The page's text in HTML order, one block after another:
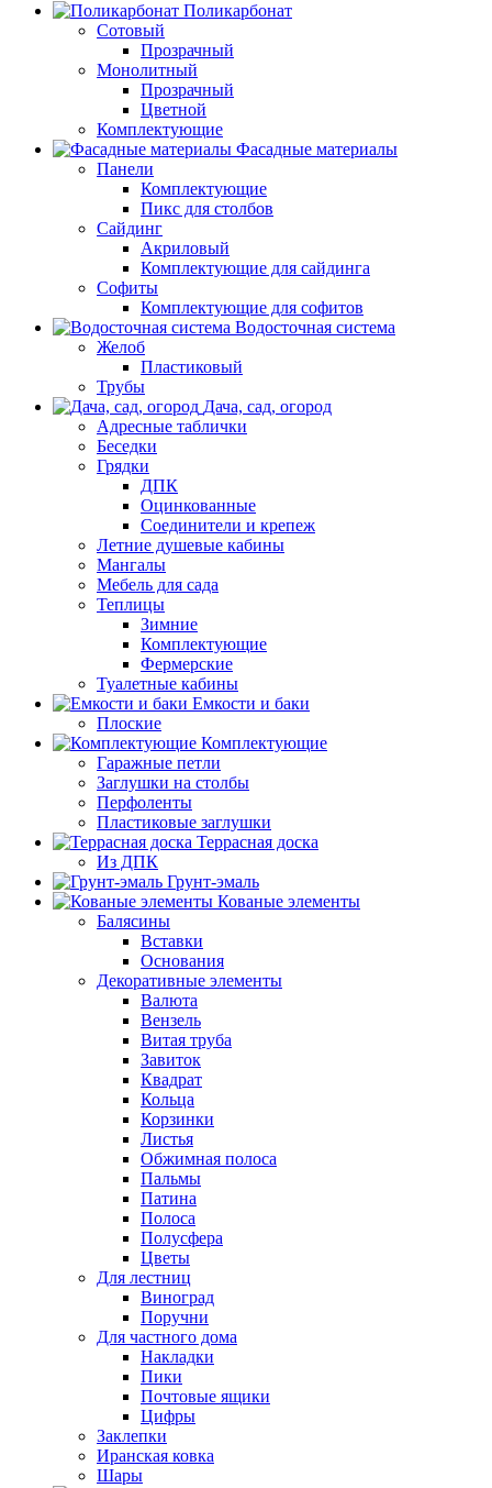
Поликарбонат
Сотовый
Прозрачный
Монолитный
Прозрачный
Цветной
Комплектующие
Фасадные материалы
Панели
Комплектующие
Пикс для столбов
Сайдинг
Акриловый
Комплектующие для сайдинга
Софиты
Комплектующие для софитов
Водосточная система
Желоб
Пластиковый
Трубы
Дача, сад, огород
Адресные таблички
Беседки
Грядки
ДПК
Оцинкованные
Соединители и крепеж
Летние душевые кабины
Мангалы
Мебель для сада
Теплицы
Зимние
Комплектующие
Фермерские
Туалетные кабины
Емкости и баки
Плоские
Комплектующие
Гаражные петли
Заглушки на столбы
Перфоленты
Пластиковые заглушки
Террасная доска
Из ДПК
Грунт-эмаль
Кованые элементы
Балясины
Вставки
Основания
Декоративные элементы
Валюта
Вензель
Витая труба
Завиток
Квадрат
Кольца
Корзинки
Листья
Обжимная полоса
Пальмы
Патина
Полоса
Полусфера
Цветы
Для лестниц
Виноград
Поручни
Для частного дома
Накладки
Пики
Почтовые ящики
Цифры
Заклепки
Иранская ковка
Шары